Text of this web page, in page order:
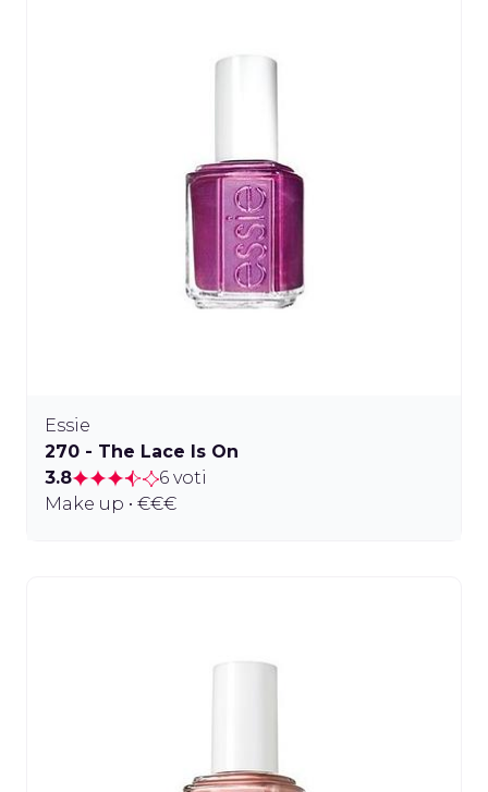
Essie
270 - The Lace Is On
3.8
6 voti
Make up • €€€